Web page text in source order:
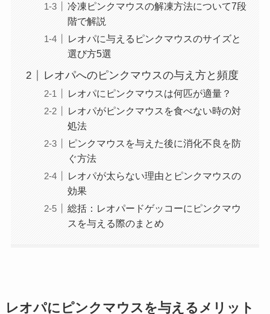
冷凍ピンクマウスの解凍方法について7段
階で解説
レオパに与えるピンクマウスのサイズと
選び方5選
レオパへのピンクマウスの与え方と頻度
レオパにピンクマウスは何匹が適量？
レオパがピンクマウスを食べない時の対
処法
ピンクマウスを与えた後に消化不良を防
ぐ方法
レオパが太らない理由とピンクマウスの
効果
総括：レオパードゲッコーにピンクマウ
スを与える際のまとめ
レオパにピンクマウスを与えるメリット